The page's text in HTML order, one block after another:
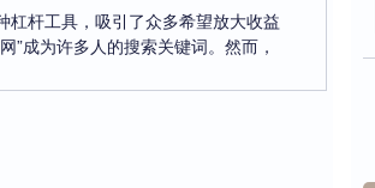
杆工具，吸引了众多希望放大收益
”成为许多人的搜索关键词。然而，